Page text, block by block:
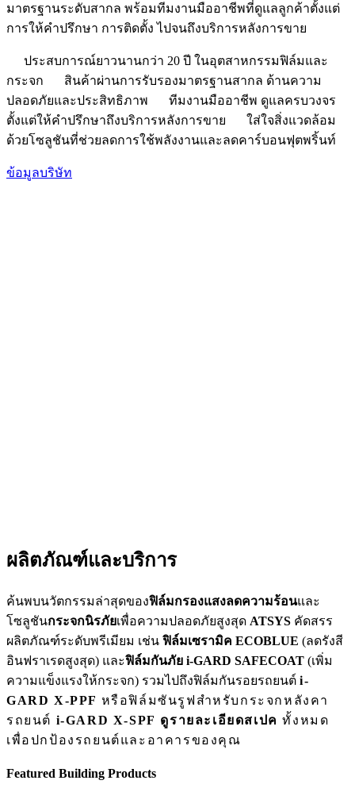
มาตรฐานระดับสากล พร้อมทีมงานมืออาชีพที่ดูแลลูกค้าตั้งแต่
การให้คำปรึกษา การติดตั้ง ไปจนถึงบริการหลังการขาย
ประสบการณ์ยาวนานกว่า 20 ปี ในอุตสาหกรรมฟิล์มและ
กระจก
สินค้าผ่านการรับรองมาตรฐานสากล ด้านความ
ปลอดภัยและประสิทธิภาพ
ทีมงานมืออาชีพ ดูแลครบวงจร
ตั้งแต่ให้คำปรึกษาถึงบริการหลังการขาย
ใส่ใจสิ่งแวดล้อม
ด้วยโซลูชันที่ช่วยลดการใช้พลังงานและลดคาร์บอนฟุตพริ้นท์
ข้อมูลบริษัท
ผลิตภัณฑ์และบริการ
ค้นพบนวัตกรรมล่าสุดของฟิล์มกรองแสงลดความร้อนและ
โซลูชันกระจกนิรภัยเพื่อความปลอดภัยสูงสุด ATSYS คัดสรร
ผลิตภัณฑ์ระดับพรีเมียม เช่น ฟิล์มเซรามิค ECOBLUE (ลดรังสี
อินฟราเรดสูงสุด) และฟิล์มกันภัย i-GARD SAFECOAT (เพิ่ม
ความแข็งแรงให้กระจก) รวมไปถึงฟิล์มกันรอยรถยนต์ i-
GARD X-PPF หรือฟิล์มซันรูฟสำหรับกระจกหลังคา
รถยนต์ i-GARD X-SPF ดูรายละเอียดสเปคทั้งหมด
เพื่อปกป้องรถยนต์และอาคารของคุณ
Featured Building Products